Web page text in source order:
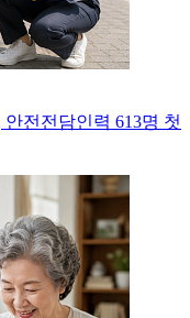
전전담인력 613명 첫